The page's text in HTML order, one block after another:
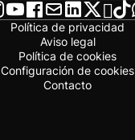
Política de privacidad
Aviso legal
Política de cookies
Configuración de cookies
Contacto